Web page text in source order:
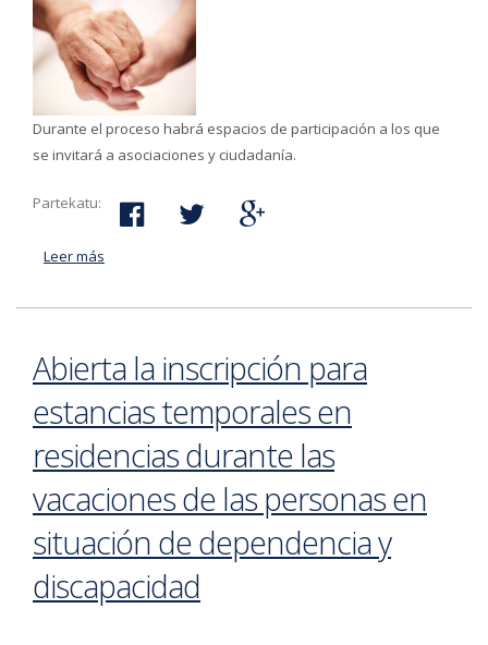
Durante el proceso habrá espacios de participación a los que
se invitará a asociaciones y ciudadanía.
Partekatu:
Leer más
Abierta la inscripción para
estancias temporales en
residencias durante las
vacaciones de las personas en
situación de dependencia y
discapacidad